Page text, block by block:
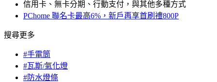
信用卡、無卡分期、行動支付，與其他多種方式
PChome 聯名卡最高6%，新戶再享首刷禮800P
搜尋更多
#手電筒
#瓦斯/氣化燈
#防水燈條